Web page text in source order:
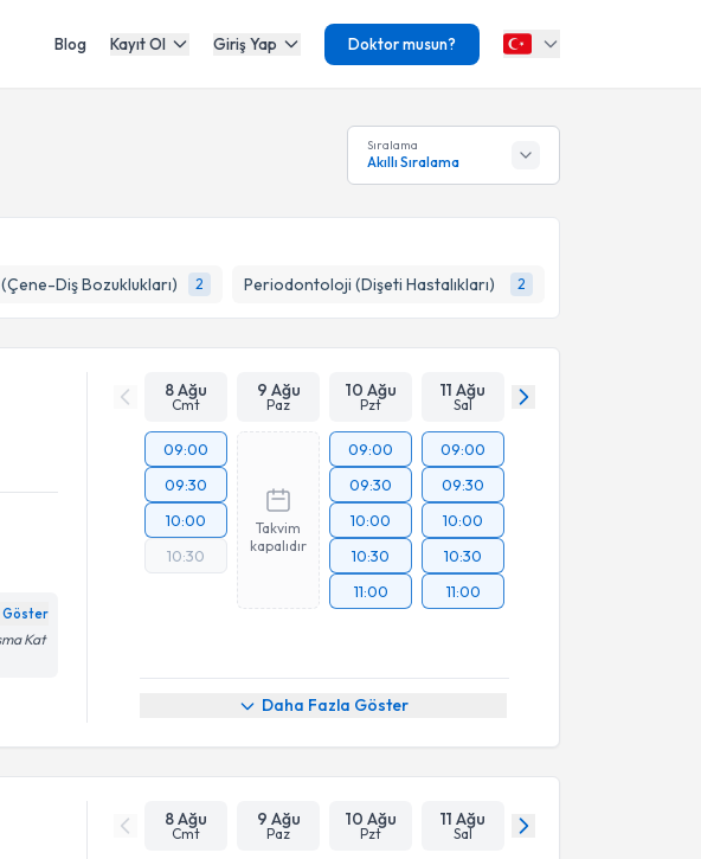
Blog Kayıt Ol Giriş Yap Doktor musun?
Sıralama
Akıllı Sıralama
Diş Bozuklukları) 2 Periodontoloji (Dişeti Hastalıkları) 2
Göster
Kat
8 Ağu
Cmt
9 Ağu
Paz
10 Ağu
Pzt
11 Ağu
Sal
09:00
09:30
10:00
10:30
Takvim
kapalıdır
09:00
09:30
10:00
10:30
11:00
09:00
09:30
10:00
10:30
11:00
Daha Fazla Göster
8 Ağu
Cmt
9 Ağu
Paz
10 Ağu
Pzt
11 Ağu
Sal